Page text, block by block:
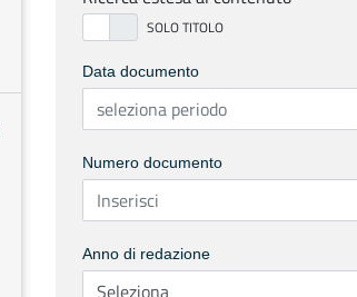
Data documento
Numero documento
Anno di redazione